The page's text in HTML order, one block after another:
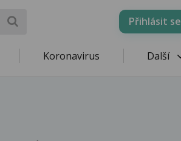
Přihlásit se
Koronavirus Další